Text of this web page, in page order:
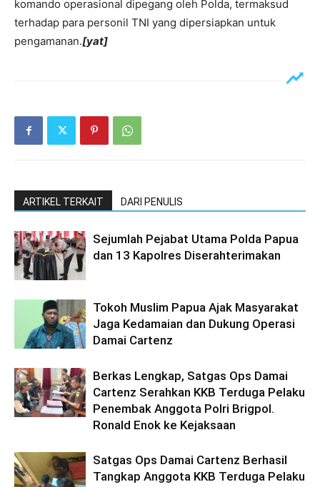
komando operasional dipegang oleh Polda, termaksud
terhadap para personil TNI yang dipersiapkan untuk
pengamanan.[yat]
ARTIKEL TERKAIT DARI PENULIS
Sejumlah Pejabat Utama Polda Papua
dan 13 Kapolres Diserahterimakan
Tokoh Muslim Papua Ajak Masyarakat
Jaga Kedamaian dan Dukung Operasi
Damai Cartenz
Berkas Lengkap, Satgas Ops Damai
Cartenz Serahkan KKB Terduga Pelaku
Penembak Anggota Polri Brigpol.
Ronald Enok ke Kejaksaan
Satgas Ops Damai Cartenz Berhasil
Tangkap Anggota KKB Terduga Pelaku